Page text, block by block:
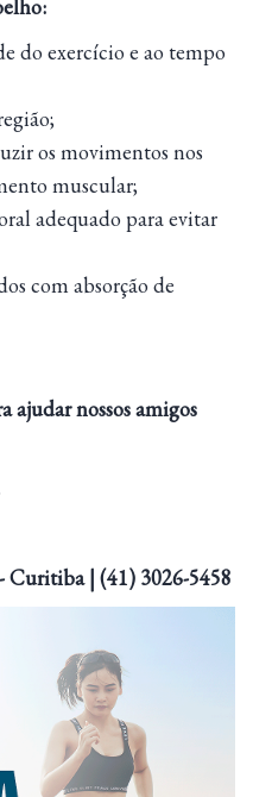
do exercício e ao tempo
os movimentos nos
muscular;
adequado para evitar
com absorção de
ajudar nossos amigos
Curitiba | (41) 3026-5458